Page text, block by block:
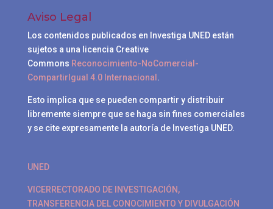
Aviso Legal
Los contenidos publicados en Investiga UNED están
sujetos a una licencia Creative
Commons Reconocimiento-NoComercial-
CompartirIgual 4.0 Internacional .
Esto implica que se pueden compartir y distribuir
libremente siempre que se haga sin fines comerciales
y se cite expresamente la autoría de Investiga UNED.
UNED
VICERRECTORADO DE INVESTIGACIÓN,
TRANSFERENCIA DEL CONOCIMIENTO Y DIVULGACIÓN